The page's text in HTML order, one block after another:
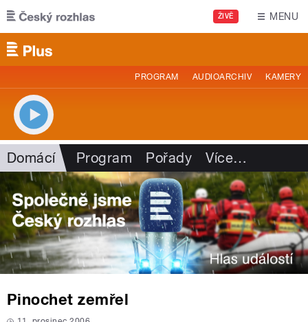
Přejít k hlavnímu obsahu
ŽIVĚ MENU
PROGRAM AUDIOARCHIV KAMERY
Domácí Program Pořady Více…
Pinochet zemřel